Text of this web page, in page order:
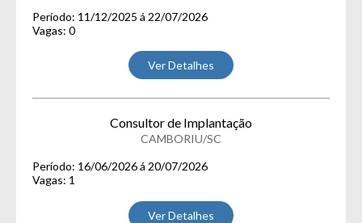
Período: 11/12/2025 á 22/07/2026
Vagas: 0
Ver Detalhes
Consultor de Implantação
CAMBORIU/SC
Período: 16/06/2026 á 20/07/2026
Vagas: 1
Ver Detalhes